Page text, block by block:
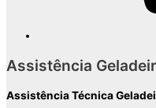
Assistência
Assistência Técnica